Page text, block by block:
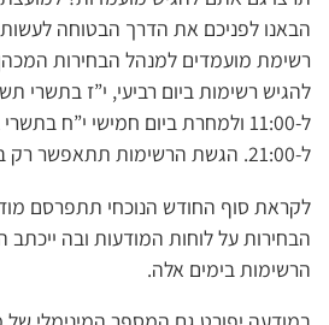
הבאנו לפניכם את הדרך הבטוחה
רשימת מועמדים למנהל הבחירות
ל-21:00. הגשת הרשימות תתאפשר רק במועדים אלה.
לקראת סוף החודש הנוכחי תתפרסם
הבחירות על לוחות המודעות ובה ייכתב
הרשימות בימים אלה.